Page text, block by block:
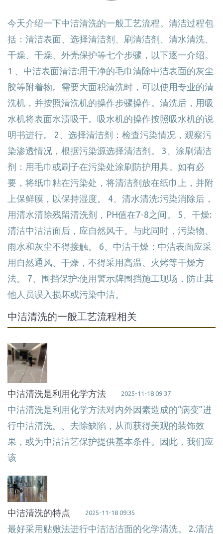
今天介绍一下中洁清洗的一般工艺流程。清洁过程包
括：清洁表面、选择清洁剂、刷清洁剂、清水清洗、
干燥、干燥、外壳保护等七个步骤，以下逐一介绍。
1 、中洁表面清洁:用干净的毛巾清除中洁表面的灰尘
胶等附着物。需要大面积清洗时，可以使用专业的清
洗机，并按照清洗机的操作步骤操作。清洗后，用吸
水机将表面水渍吸干。吸水机的操作按照吸水机的说
明书进行。 2、选择清洁剂：检查污染情况，观察污
染渗透情况，根据污染源选择清洁剂。 3、涂刷清洁
剂：用毛巾或刷子在污染处涂刷防护用具。如有必
要，将纸巾粘在污染处，将清洁剂放在纸巾上，并附
上保鲜膜，以保持湿度。 4、清水清洗:污染消除后，
用清水清除残留清洗剂，PH值在7-8之间。 5、干燥:
清洁中洁洁面后，应自然风干。与此同时，污染物、
雨水和灰尘不得接触。 6、中洁干燥：中洁表面应采
用自然通风、干燥，不得采用高温、火烤等干燥方
法。 7、围挡保护:使用警示牌围挡施工现场，防止其
他人员误入损坏或污染中洁。
中洁清洗的一般工艺流程相关
中洁清洗是利用化学方法 2025-11-18 09:37
中洁清洗是利用化学方法对内外因素造成的“病变”进
行中洁清洗。、去除缺陷，从而获得美观的装饰效
果，或为中洁洁艺保护提供基本条件。因此，我们应
该
中洁清洗的特点 2025-11-18 09:35
最好采用贴敷法进行中洁洁洁面的化学清洗。 2.清洁